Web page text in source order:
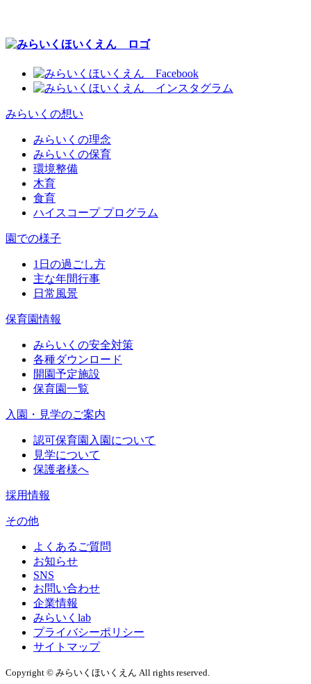
みらいくの想い
みらいくの理念
みらいくの保育
環境整備
木育
食育
ハイスコープ プログラム
園での様子
1日の過ごし方
主な年間行事
日常風景
保育園情報
みらいくの安全対策
各種ダウンロード
開園予定施設
保育園一覧
入園・見学のご案内
認可保育園入園について
見学について
保護者様へ
採用情報
その他
よくあるご質問
お知らせ
SNS
お問い合わせ
企業情報
みらいくlab
プライバシーポリシー
サイトマップ
Copyright © みらいくほいくえん All rights reserved.